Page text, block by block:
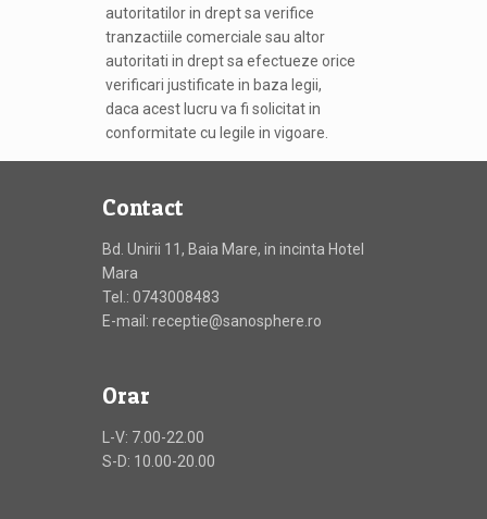
autoritatilor in drept sa verifice
tranzactiile comerciale sau altor
autoritati in drept sa efectueze orice
verificari justificate in baza legii,
daca acest lucru va fi solicitat in
conformitate cu legile in vigoare.
Contact
Bd. Unirii 11, Baia Mare, in incinta Hotel
Mara
Tel.: 0743008483
E-mail: receptie@sanosphere.ro
Orar
L-V: 7.00-22.00
S-D: 10.00-20.00